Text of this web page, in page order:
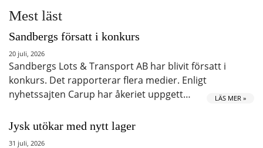
Mest läst
Sandbergs försatt i konkurs
20 juli, 2026
Sandbergs Lots & Transport AB har blivit försatt i
konkurs. Det rapporterar flera medier. Enligt
nyhetssajten Carup har åkeriet uppgett…
LÄS MER »
Jysk utökar med nytt lager
31 juli, 2026